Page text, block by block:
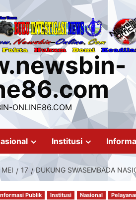
ONLINE86.COM
Institusi
MEI 17 DUKUNG SWASEMBADA
Publik Institusi Nasional